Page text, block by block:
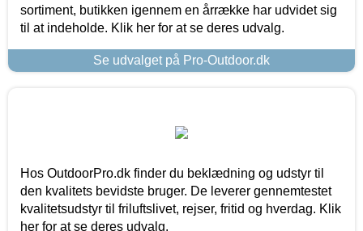
sortiment, butikken igennem en årrække har udvidet sig
til at indeholde. Klik her for at se deres udvalg.
Se udvalget på Pro-Outdoor.dk
Hos OutdoorPro.dk finder du beklædning og udstyr til
den kvalitets bevidste bruger. De leverer gennemtestet
kvalitetsudstyr til friluftslivet, rejser, fritid og hverdag. Klik
her for at se deres udvalg.